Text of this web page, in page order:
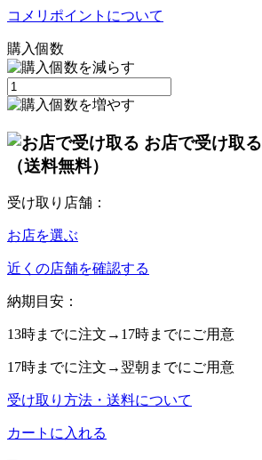
コメリポイントについて
購入個数
お店で受け取る
（送料無料）
受け取り店舗：
お店を選ぶ
近くの店舗を確認する
納期目安：
13時までに注文→ 17時までにご用意
17時までに注文→ 翌朝 までにご用意
受け取り方法・送料について
カートに入れる